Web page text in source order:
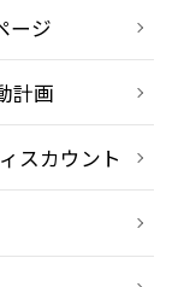
ージ
計画
スカウント